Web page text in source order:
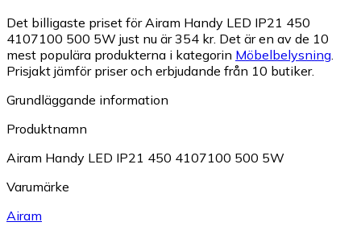
Det billigaste priset för Airam Handy LED IP21 450
4107100 500 5W just nu är 354 kr. Det är en av de 10
mest populära produkterna i kategorin Möbelbelysning.
Prisjakt jämför priser och erbjudande från 10 butiker.
Grundläggande information
Produktnamn
Airam Handy LED IP21 450 4107100 500 5W
Varumärke
Airam